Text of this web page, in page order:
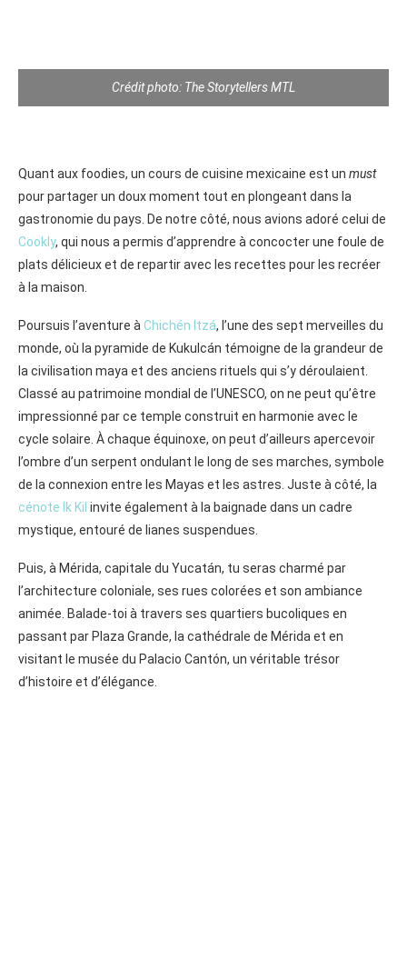
Crédit photo: The Storytellers MTL
Quant aux foodies, un cours de cuisine mexicaine est un must
pour partager un doux moment tout en plongeant dans la
gastronomie du pays. De notre côté, nous avions adoré celui de
Cookly, qui nous a permis d’apprendre à concocter une foule de
plats délicieux et de repartir avec les recettes pour les recréer
à la maison.
Poursuis l’aventure àChichén Itzá, l’une des sept merveilles du
monde, où la pyramide de Kukulcán témoigne de la grandeur de
la civilisation maya et des anciens rituels qui s’y déroulaient.
Classé au patrimoine mondial de l’UNESCO, on ne peut qu’être
impressionné par ce temple construit en harmonie avec le
cycle solaire. À chaque équinoxe, on peut d’ailleurs apercevoir
l’ombre d’un serpent ondulant le long de ses marches, symbole
de la connexion entre les Mayas et les astres. Juste à côté, la
cénote Ik Kil invite également à la baignade dans un cadre
mystique, entouré de lianes suspendues.
Puis, à Mérida, capitale du Yucatán, tu seras charmé par
l’architecture coloniale, ses rues colorées et son ambiance
animée. Balade-toi à travers ses quartiers bucoliques en
passant par Plaza Grande, la cathédrale de Mérida et en
visitant le musée du Palacio Cantón, un véritable trésor
d’histoire et d’élégance.